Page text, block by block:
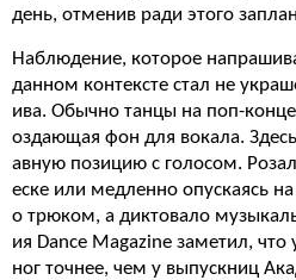
день, отменив ради этого
Наблюдение, которое
данном контексте стал не
ива. Обычно танцы на поп-
оздающая фон для вокала.
авную позицию с голосом.
еске или медленно опускаясь
о трюком, а диктовало
ия Dance Magazine заметил,
ног точнее, чем у выпускниц